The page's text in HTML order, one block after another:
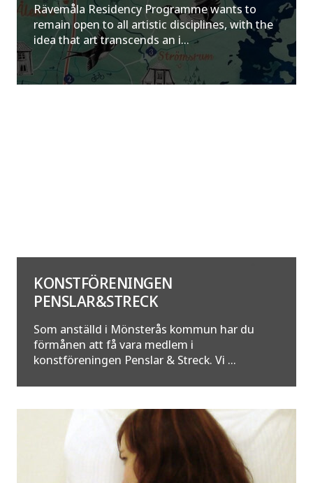
Rävemåla Residency Programme wants to
remain open to all artistic disciplines, with the
idea that art transcends an i...
KONSTFÖRENINGEN
PENSLAR&STRECK
Som anställd i Mönsterås kommun har du
förmånen att få vara medlem i
konstföreningen Penslar & Streck. Vi ...